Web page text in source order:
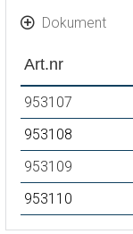
Dokument
Art.nr
953107
953108
953109
953110